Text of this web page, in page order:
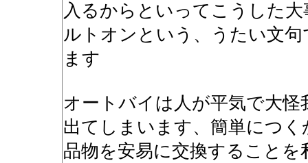
入るからといってこうした
ルトオンという、うたい文
ます
オートバイは人が平気で大
出てしまいます、簡単につ
品物を安易に交換すること